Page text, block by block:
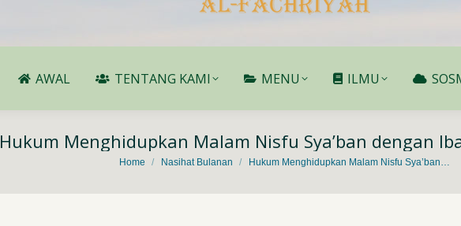
AWAL TENTANG KAMI MENU ILMU
Hukum Menghidupkan Malam Nisfu Sya’ban dengan
You are here:
Home Nasihat Bulanan Hukum Menghidupkan Malam Nisfu Sya’ban…